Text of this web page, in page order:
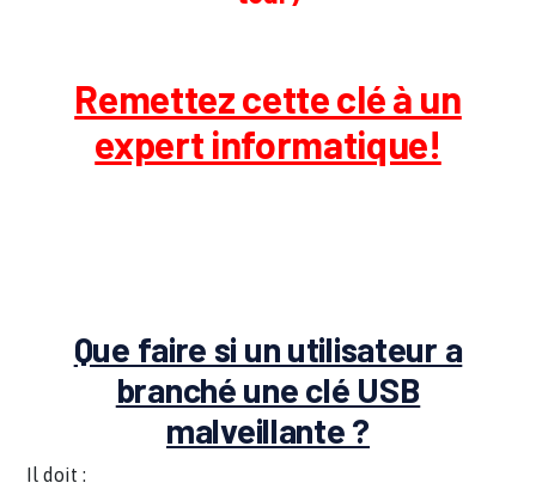
Remettez cette clé à un
expert informatique!
Que faire si un utilisateur a
branché une clé USB
malveillante ?
Il doit :